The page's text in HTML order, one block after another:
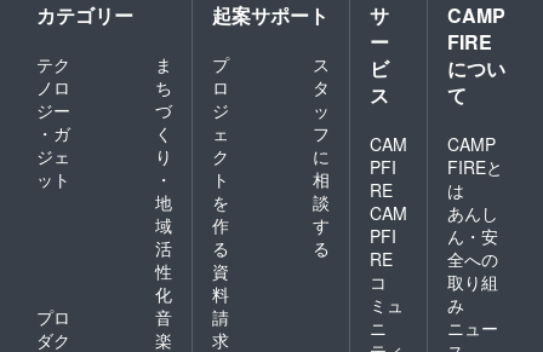
カテゴリー
テク
ノロ
ジー
・ガ
ジェ
ット
ま
ち
づ
く
り
・
地
域
活
性
化
プロ
ダク
音
楽
起案サポート
プ
ロ
ジ
ェ
ク
ト
を
作
る
ス
タ
ッ
フ
に
相
談
す
る
資
料
請
求
サ
ー
ビ
ス
CAM
PFI
RE
CAM
PFI
RE
コ
ミュ
ニ
CAMP
FIRE
につい
て
CAMP
FIREと
は
あんし
ん・安
全への
取り組
み
ニュー